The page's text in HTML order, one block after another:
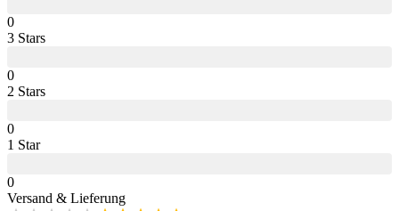
0
3 Stars
0
2 Stars
0
1 Star
0
Versand & Lieferung